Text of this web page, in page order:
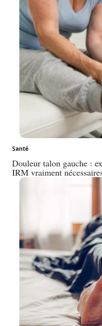
Santé
Douleur talon gauche :
IRM vraiment